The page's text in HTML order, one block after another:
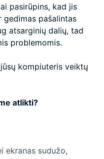
pasirūpins, kad jis
pašalintas
atsarginių dalių, tad
problemomis.
kompiuteris veiktų
atlikti?
ekranas sudužo,